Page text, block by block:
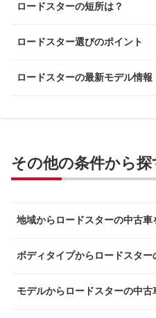
ロードスターの短所は？
ロードスター選びのポイント
ロードスターの最新モデル情報
その他の条件から探
地域からロードスターの中古車
ボディタイプからロードスター
モデルからロードスターの中古